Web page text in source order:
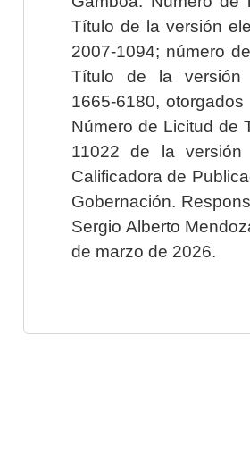
Título de la versión
2007-1094; número
Título de la versión
1665-6180,
Número de Licitud de
11022 de la versión
Calificadora de
Gobernación.
Sergio Alberto
de marzo de 2026.